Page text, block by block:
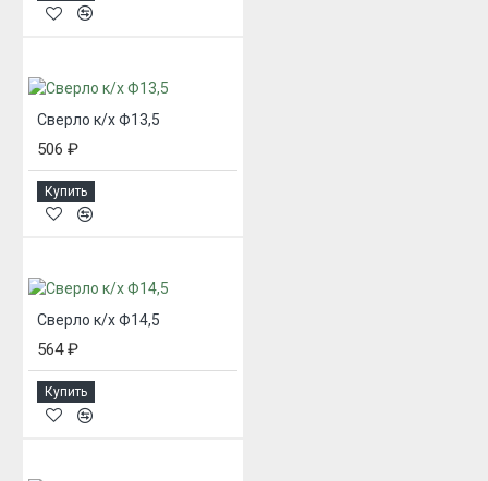
Сверло к/х Ф13,5
506 ₽
Купить
Сверло к/х Ф14,5
564 ₽
Купить